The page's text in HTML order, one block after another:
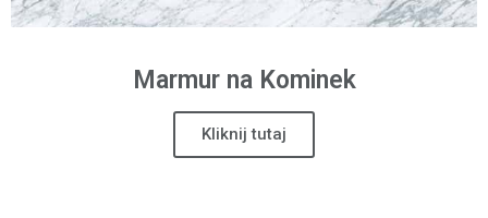
Marmur na Kominek
Kliknij tutaj